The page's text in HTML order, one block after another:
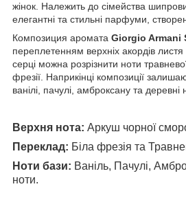
жінок. Належить до сімейства
елегантні та стильні парфуми,
Композиция аромата Giorgio Armani
переплетенням верхніх акордів
серці можна розрізнити ноти
фрезії. Наприкінці композиції
ванілі, пачулі, амброксану та деревні
Верхня нота: Аркуш чорної
Переклад: Біла фрезія та
Ноти бази: Ваніль, Пачулі,
ноти.